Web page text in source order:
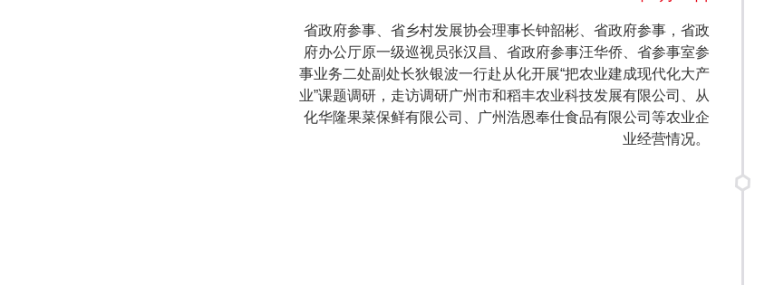
省政府参事、省乡村发展协会理事长钟韶彬、省政府参事，省政
府办公厅原一级巡视员张汉昌、省政府参事汪华侨、省参事室参
事业务二处副处长狄银波一行赴从化开展“把农业建成现代化大产
业”课题调研，走访调研广州市和稻丰农业科技发展有限公司、从
化华隆果菜保鲜有限公司、广州浩恩奉仕食品有限公司等农业企
业经营情况。